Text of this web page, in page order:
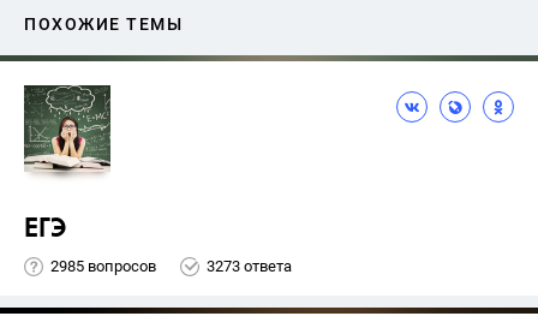
ПОХОЖИЕ ТЕМЫ
ЕГЭ
2985 вопросов 3273 ответа